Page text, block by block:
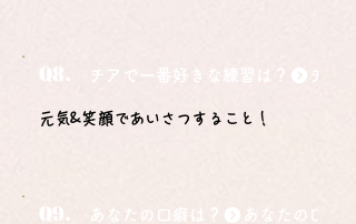
Q8. チアで一番好きな練習は？
元気&笑顔であいさつすること！
Q9. あなたの口癖は？